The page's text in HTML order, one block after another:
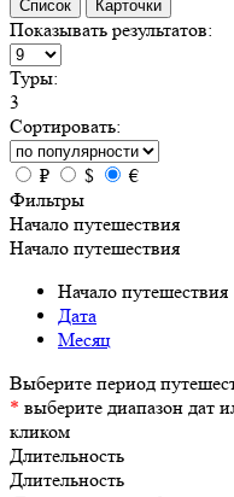
Список Карточки
Показывать результатов:
Туры:
3
Сортировать:
₽ $
€
Фильтры
Начало путешествия
Начало путешествия
Начало путешествия
Дата
Месяц
* выберите диапазон дат
кликом
Длительность
Длительность